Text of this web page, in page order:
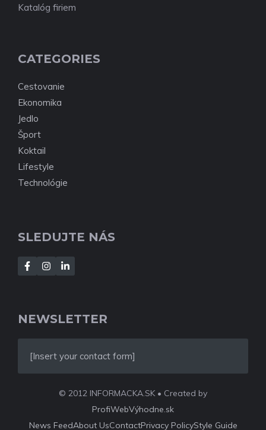
Katalóg firiem
CATEGORIES
Cestovanie
Ekonomika
Jedlo
Šport
Koktail
Lifestyle
Technológie
SLEDUJTE NÁS
NEWSLETTER
[Insert your contact form]
© 2012 INFORMACKA.SK • Created by
ProfiWebVýhodne.sk
News FeedAbout UsContactPrivacy PolicyStyle Guide